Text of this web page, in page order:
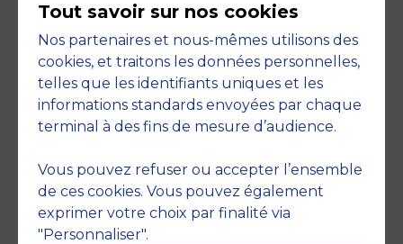
Engagements
Tout savoir sur nos cookies
Nos partenaires et nous-mêmes utilisons des
cookies, et traitons les données personnelles,
telles que les identifiants uniques et les
informations standards envoyées par chaque
terminal à des fins de mesure d’audience.
Vous pouvez refuser ou accepter l’ensemble
de ces cookies. Vous pouvez également
exprimer votre choix par finalité via
"Personnaliser".